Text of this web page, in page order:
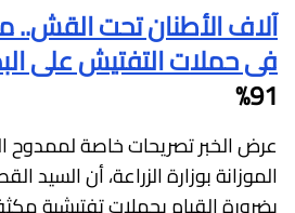
آلاف الأطنان تحت القش..
فى حملات التفتيش على
91%
عرض الخبر تصريحات خاصة
الموزانة بوزارة الزراعة، أن السيد